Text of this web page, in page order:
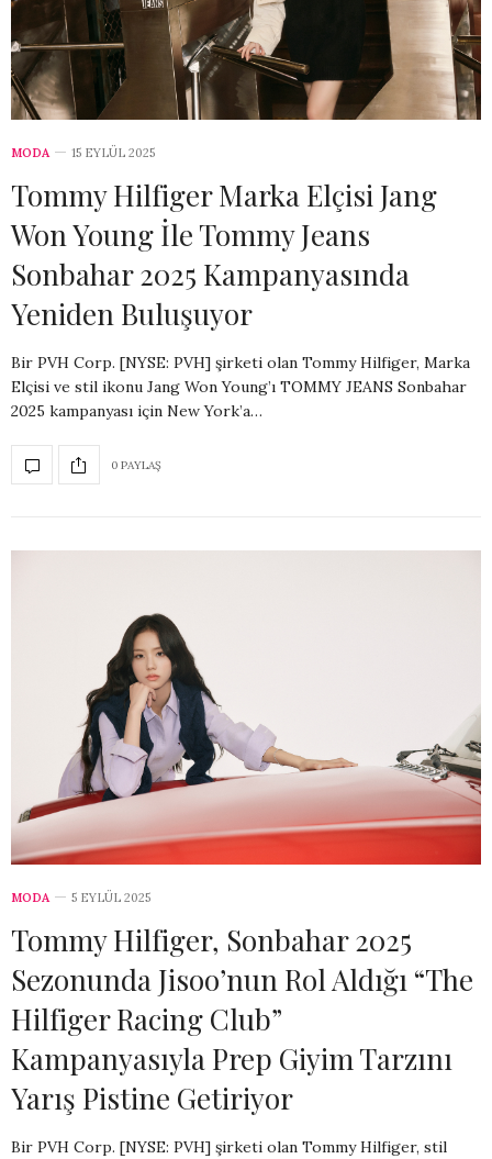
MODA 15 EYLÜL 2025
Tommy Hilfiger Marka Elçisi Jang
Won Young İle Tommy Jeans
Sonbahar 2025 Kampanyasında
Yeniden Buluşuyor
Bir PVH Corp. [NYSE: PVH] şirketi olan Tommy Hilfiger, Marka
Elçisi ve stil ikonu Jang Won Young’ı TOMMY JEANS Sonbahar
2025 kampanyası için New York’a…
0 PAYLAŞ
MODA 5 EYLÜL 2025
Tommy Hilfiger, Sonbahar 2025
Sezonunda Jisoo’nun Rol Aldığı “The
Hilfiger Racing Club”
Kampanyasıyla Prep Giyim Tarzını
Yarış Pistine Getiriyor
Bir PVH Corp. [NYSE: PVH] şirketi olan Tommy Hilfiger, stil